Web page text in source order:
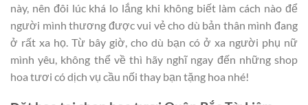
này, nên đôi lúc khá lo lắng khi không biết làm cách nào để
người mình thương được vui vẻ cho dù bản thân mình đang
ở rất xa họ. Từ bây giờ, cho dù bạn có ở xa người phụ nữ
mình yêu, không thể về thì hãy nghĩ ngay đến những shop
hoa tươi có dịch vụ cầu nối thay bạn tặng hoa nhé!